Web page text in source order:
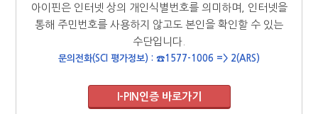
아이핀은 인터넷 상의 개인식별번호를 의미하며, 인터넷을
통해 주민번호를 사용하지 않고도 본인을 확인할 수 있는
수단입니다.
문의전화(SCI 평가정보) : ☎1577-1006 => 2(ARS)